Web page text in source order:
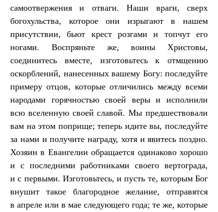
самоотвержения и отваги. Наши враги, сверх
богохульства, которое они изрыгают в нашем
присутствии, бьют крест розгами и топчут его
ногами. Воспряньте же, воины Христовы,
соединитесь вместе, изготовьтесь к отмщению
оскорблений, нанесенных вашему Богу: последуйте
примеру отцов, которые отличились между всеми
народами горячностью своей веры и исполнили
всю вселенную своей славой. Мы предшествовали
вам на этом поприще; теперь идите вы, последуйте
за нами и получите награду, хотя и явитесь поздно.
Хозяин в Евангелии обращается одинаково хорошо
и с последними работниками своего вертограда,
и с первыми. Изготовьтесь, и пусть те, которым Бог
внушит такое благородное желание, отправятся
в апреле или в мае следующего года; те же, которые